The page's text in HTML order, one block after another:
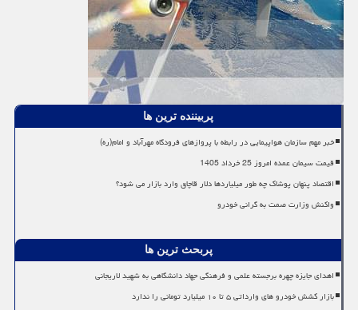
پربیننده ترین ها
خبر مهم سازمان هواپیمایی در رابطه با پروازهای فرودگاه مهرآباد و امام(ره)
قیمت سیمان عمده امروز 25 خرداد 1405
اقتصاد پنهان پوشاک چه طور میلیاردها دلار قاچاق وارد بازار می شود؟
واکنش وزارت صمت به گرانی خودرو
پربحث ترین ها
اهدای جایزه چهره برجسته علمی و فرهنگی جهاد دانشگاهی به شهید لاریجانی
بازار کشش خودرو های وارداتی ۵ تا ۱۰ میلیارد تومانی را ندارد